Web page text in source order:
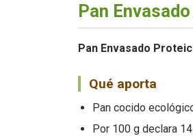
Pan
Pan Envasado
Qué aporta
Pan cocido
Por 100 g declara